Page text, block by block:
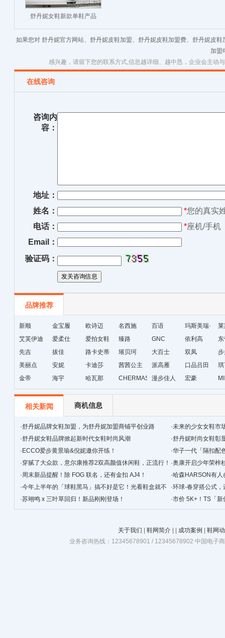
舒丹妮女鞋新款单鞋产品
如果您对 舒丹妮官方网站、舒丹妮皮鞋加盟、舒丹妮皮鞋加盟费、舒丹妮皮
加盟
感兴趣，请留下您的联系方式,信息越详细、越中恳，企业会主动
在线咨询
咨询内
容：
地址：
姓名：
*您的真实
电话：
*座机/手机
Email：
验证码：
品牌推荐
新顺 金宝履 欧诗迈 名西施 百语
玛斯美瑞·
琳
艾芙伊迪
爱柔仕 爱拍女鞋 臻路 GNC 依利高
先吉
拔佳
路卡史蒂
芙
璀贝珂 大百士 双凤
美丽点
安妮 卡迪莎 茜茜公主 派高雁 口品吕田
金帝
海宇 哈瓦那 CHERMAS&KAETH
漫步佳人 宏豪
相关新闻 商机信息
·舒丹妮品牌女鞋加盟，为舒丹妮加盟商铺平创业路 ·未来的少女女鞋市
·舒丹妮女鞋品牌掀起新时代女鞋时尚风潮 ·舒丹妮时尚女鞋彰
· ECCO爱步黄景瑜&倪妮邀你开练！ ·华子一代「隔扣配
·穿腻了大众款，‍‍意尔康推荐2双高颜值休闲鞋，正流行！ ·奥康开启少年荣梓
·周末新品提醒！除 FOG 联名，还有金扣 AJ4！ ·哈森HARSON有人
·今年上半年的「球鞋黑马」搞不好是它！光看鞋盒就不
简单！
·环球-春穿搭公式，
·苏翊鸣 x 三叶草回归！新品刚刚登场！ ·市价 5K+！TS「
关于我们 鞋网简介 成功案例
鞋网
业务咨询热线：12345678901 / 12345678902 中国电子